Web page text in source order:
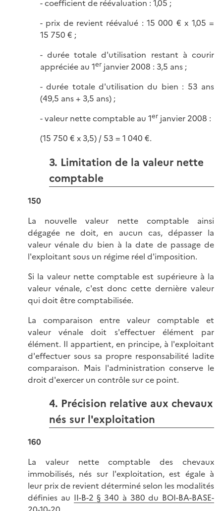
- coefficient de réévaluation : 1,05 ;
- prix de revient réévalué : 15 000 € x 1,05 =
15 750 € ;
- durée totale d'utilisation restant à courir
appréciée au 1erjanvier 2008 : 3,5 ans ;
- durée totale d'utilisation du bien : 53 ans
(49,5 ans + 3,5 ans) ;
- valeur nette comptable au 1erjanvier 2008 :
(15 750 € x 3,5) / 53 = 1 040 €.
3. Limitation de la valeur nette
comptable
150
La nouvelle valeur nette comptable ainsi
dégagée ne doit, en aucun cas, dépasser la
valeur vénale du bien à la date de passage de
l'exploitant sous un régime réel d'imposition.
Si la valeur nette comptable est supérieure à la
valeur vénale, c'est donc cette dernière valeur
qui doit être comptabilisée.
La comparaison entre valeur comptable et
valeur vénale doit s'effectuer élément par
élément. Il appartient, en principe, à l'exploitant
d'effectuer sous sa propre responsabilité ladite
comparaison. Mais l'administration conserve le
droit d'exercer un contrôle sur ce point.
4. Précision relative aux chevaux
nés sur l'exploitation
160
La valeur nette comptable des chevaux
immobilisés, nés sur l'exploitation, est égale à
leur prix de revient déterminé selon les modalités
définies au II-B-2 § 340 à 380 du BOI-BA-BASE-